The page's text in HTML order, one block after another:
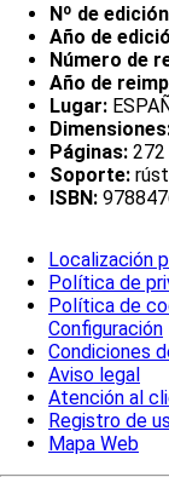
Nº de
Año de
Número de
Año de
Lugar:
Páginas: 272
Soporte:
ISBN:
Localización
Política de
Política de
Configuración
Condiciones
Aviso legal
Atención al
Registro de
Mapa Web